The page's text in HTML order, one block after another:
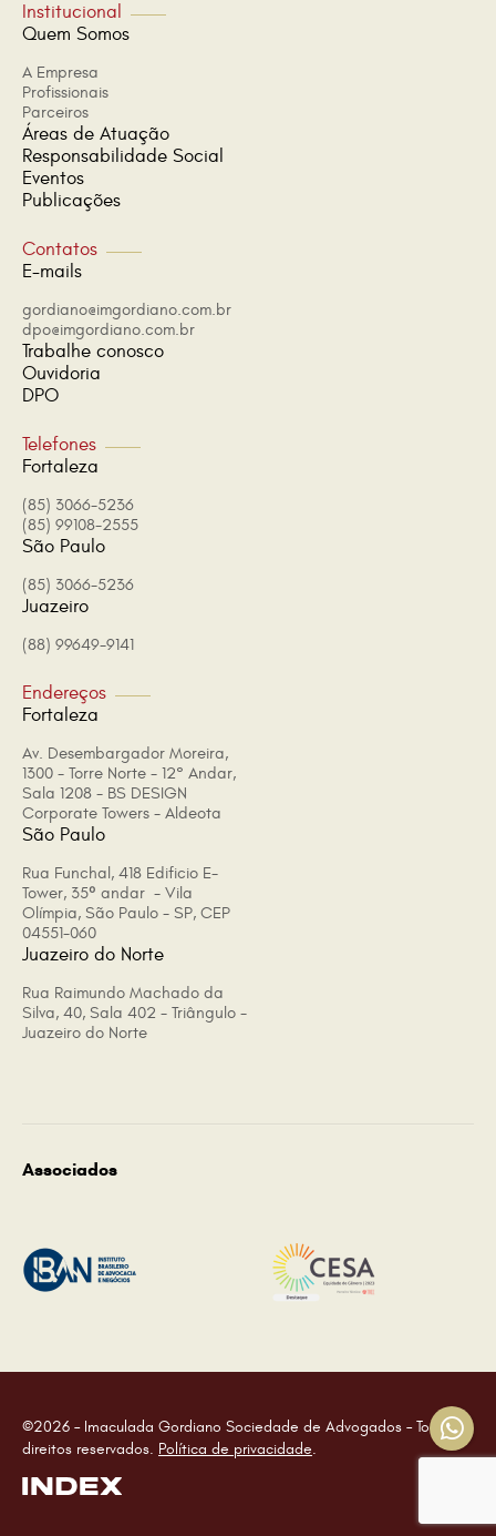
Institucional
Quem Somos
A Empresa
Profissionais
Parceiros
Áreas de Atuação
Responsabilidade Social
Eventos
Publicações
Contatos
E-mails
gordiano@imgordiano.com.br
dpo@imgordiano.com.br
Trabalhe conosco
Ouvidoria
DPO
Telefones
Fortaleza
(85) 3066-5236
(85) 99108-2555
São Paulo
(85) 3066-5236
Juazeiro
(88) 99649-9141
Endereços
Fortaleza
Av. Desembargador Moreira,
1300 - Torre Norte - 12° Andar,
Sala 1208 - BS DESIGN
Corporate Towers - Aldeota
São Paulo
Rua Funchal, 418 Edificio E-
Tower, 35º andar - Vila
Olímpia, São Paulo - SP, CEP
04551-060
Juazeiro do Norte
Rua Raimundo Machado da
Silva, 40, Sala 402 - Triângulo -
Juazeiro do Norte
Associados
©2026 – Imaculada Gordiano Sociedade de Advogados – Todos os
direitos reservados. Política de privacidade.